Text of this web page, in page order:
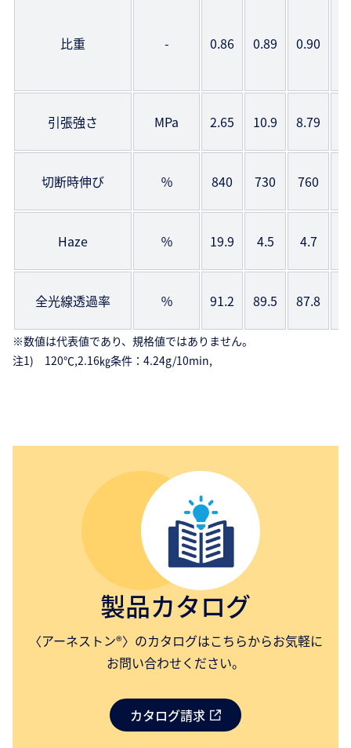
比重 - 0.86 0.89 0.90
引張強さ MPa 2.65 10.9 8.79
切断時伸び ％ 840 730 760
Haze ％ 19.9 4.5 4.7
全光線透過率 ％ 91.2 89.5 87.8
※数値は代表値であり、規格値ではありません。
注1) 120℃,2.16㎏条件：4.24g/10min,
製品カタログ
〈アーネストン®〉のカタログはこちらからお気軽に
お問い合わせください。
カタログ請求